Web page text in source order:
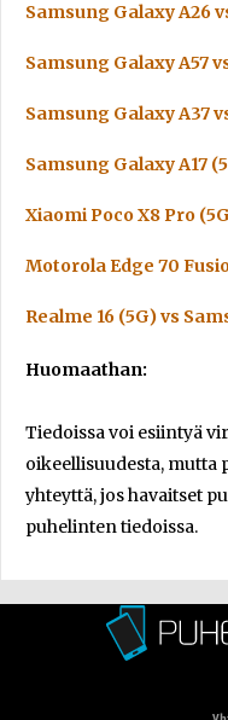
Samsung Galaxy A26
Samsung Galaxy A57
Samsung Galaxy A37
Samsung Galaxy A17
Xiaomi Poco X8 Pro
Motorola Edge 70
Realme 16 (5G) vs
Huomaathan:
Tiedoissa voi esiintyä
oikeellisuudesta, mutta
yhteyttä, jos havaitset
puhelinten tiedoissa.